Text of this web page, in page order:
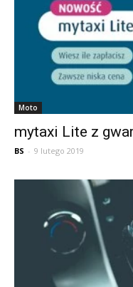
Moto
mytaxi Lite z
BS - 9 lutego 2019